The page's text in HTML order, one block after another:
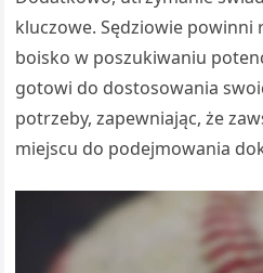
kluczowe. Sędziowie powinni
boisko w poszukiwaniu
gotowi do dostosowania
potrzeby, zapewniając, że
miejscu do podejmowania